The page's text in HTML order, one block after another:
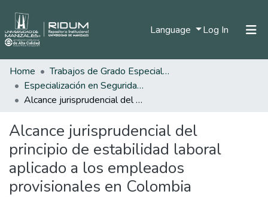
Language Log In (current)
Home
Trabajos de Grado Especializaciones
Especialización en Seguridad Social
Alcance jurisprudencial del principio de estabilidad laboral aplicado a los empleados provisionales en Colombia
Alcance jurisprudencial del
principio de estabilidad laboral
aplicado a los empleados
provisionales en Colombia